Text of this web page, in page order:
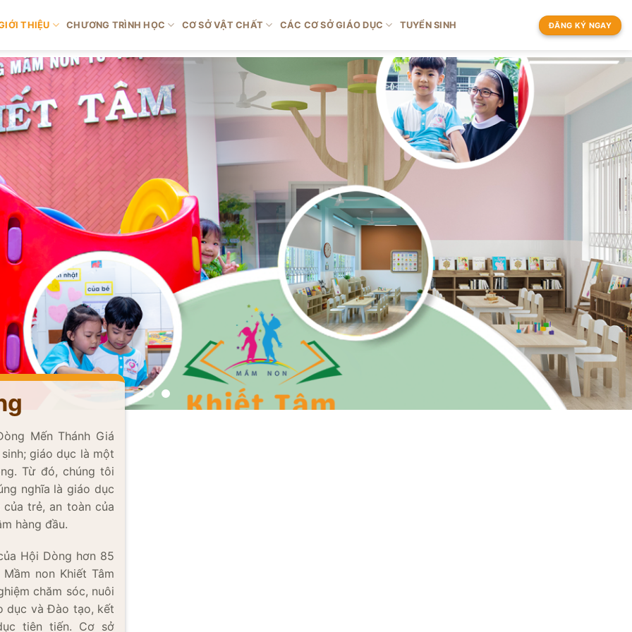
THIỆU CHƯƠNG TRÌNH HỌC CƠ SỞ VẬT CHẤT CÁC CƠ SỞ GIÁO DỤC TUYỂN SINH ĐĂNG KÝ NGAY
Mến Thánh Giá
giáo dục là một
Từ đó, chúng tôi
nghĩa là giáo dục
trẻ, an toàn của
hàng đầu.
Hội Dòng hơn 85
non Khiết Tâm
chăm sóc, nuôi
dục và Đào tạo, kết
tiên tiến. Cơ sở